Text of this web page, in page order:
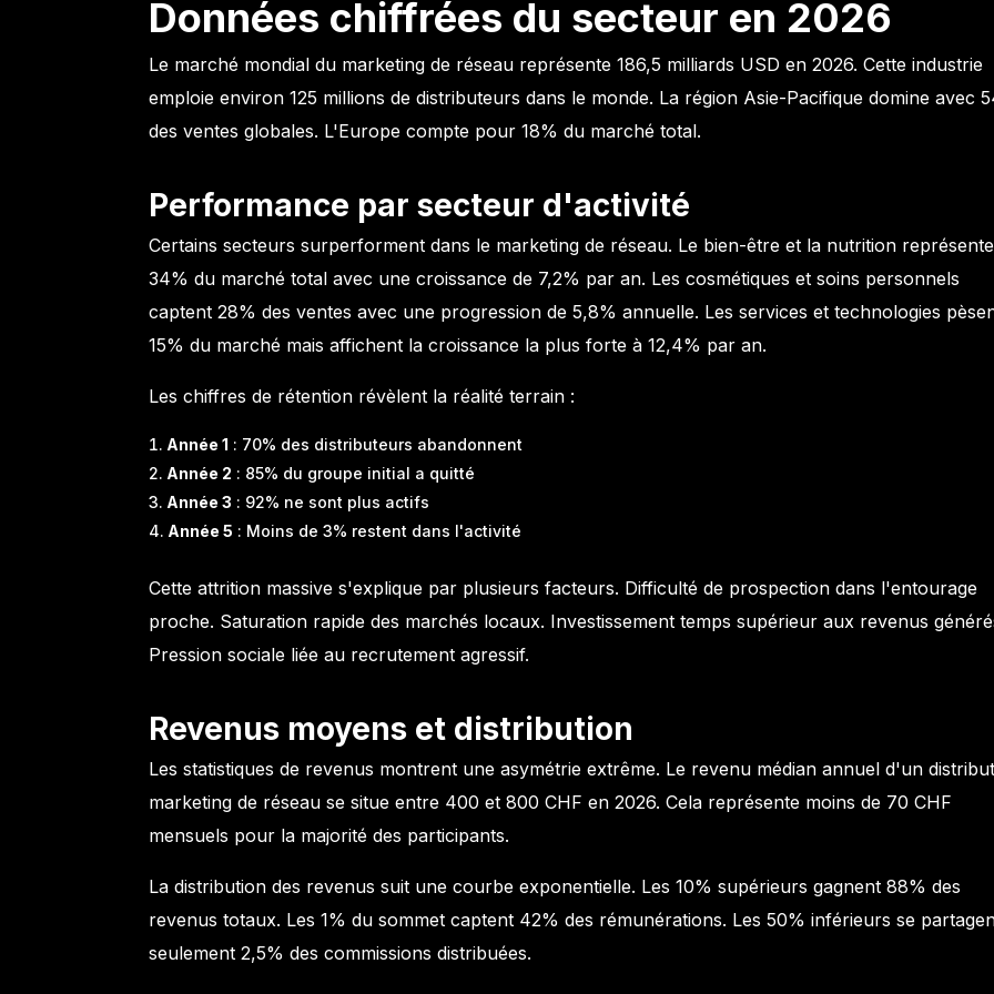
Données chiffrées du secteur en 2026
Le marché mondial du marketing de réseau représente 186,5 milliards USD en 2026. Cette industrie
emploie environ 125 millions de distributeurs dans le monde. La région Asie-Pacifique domine avec
des ventes globales. L'Europe compte pour 18% du marché total.
Performance par secteur d'activité
Certains secteurs surperforment dans le marketing de réseau. Le bien-être et la nutrition
34% du marché total avec une croissance de 7,2% par an. Les cosmétiques et soins personnels
captent 28% des ventes avec une progression de 5,8% annuelle. Les services et technologies
15% du marché mais affichent la croissance la plus forte à 12,4% par an.
Les chiffres de rétention révèlent la réalité terrain :
Année 1 : 70% des distributeurs abandonnent
Année 2 : 85% du groupe initial a quitté
Année 3 : 92% ne sont plus actifs
Année 5 : Moins de 3% restent dans l'activité
Cette attrition massive s'explique par plusieurs facteurs. Difficulté de prospection dans l'entourage
proche. Saturation rapide des marchés locaux. Investissement temps supérieur aux revenus
Pression sociale liée au recrutement agressif.
Revenus moyens et distribution
Les statistiques de revenus montrent une asymétrie extrême. Le revenu médian annuel d'un
marketing de réseau se situe entre 400 et 800 CHF en 2026. Cela représente moins de 70 CHF
mensuels pour la majorité des participants.
La distribution des revenus suit une courbe exponentielle. Les 10% supérieurs gagnent 88% des
revenus totaux. Les 1% du sommet captent 42% des rémunérations. Les 50% inférieurs se
seulement 2,5% des commissions distribuées.